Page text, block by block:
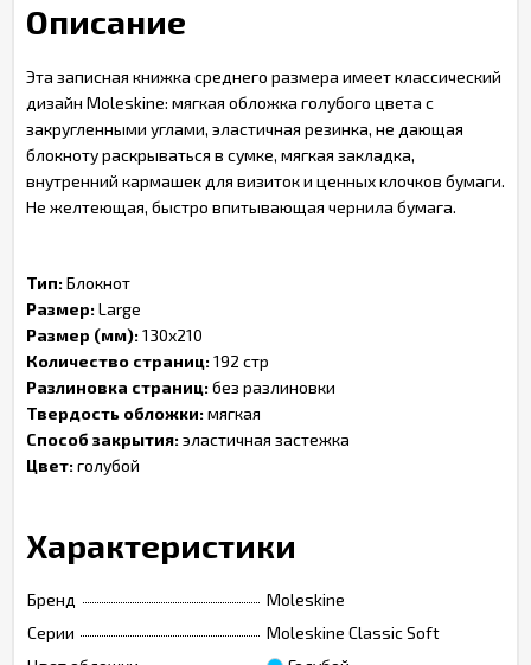
Описание
Эта записная книжка среднего размера имеет классический
дизайн Moleskine: мягкая обложка голубого цвета с
закругленными углами, эластичная резинка, не дающая
блокноту раскрываться в сумке, мягкая закладка,
внутренний кармашек для визиток и ценных клочков бумаги.
Не желтеющая, быстро впитывающая чернила бумага.
Тип:Блокнот
Размер:Large
Размер (мм):130х210
Количество страниц:192 стр
Разлиновка страниц:без разлиновки
Твердость обложки:мягкая
Способ закрытия:эластичная застежка
Цвет:голубой
Характеристики
Бренд
Moleskine
Серии
Moleskine Classic Soft